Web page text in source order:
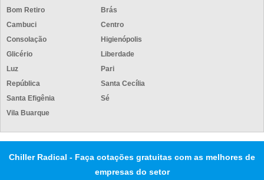
Bom Retiro
Brás
Cambuci
Centro
Consolação
Higienópolis
Glicério
Liberdade
Luz
Pari
República
Santa Cecília
Santa Efigênia
Sé
Vila Buarque
Chiller Radical - Faça cotações gratuitas com as melhores de
empresas do setor